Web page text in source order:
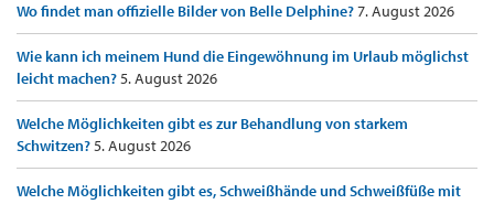
Wo findet man offizielle Bilder von Belle Delphine?7. August 2026
Wie kann ich meinem Hund die Eingewöhnung im Urlaub möglichst
leicht machen?5. August 2026
Welche Möglichkeiten gibt es zur Behandlung von starkem
Schwitzen?5. August 2026
Welche Möglichkeiten gibt es, Schweißhände und Schweißfüße mit